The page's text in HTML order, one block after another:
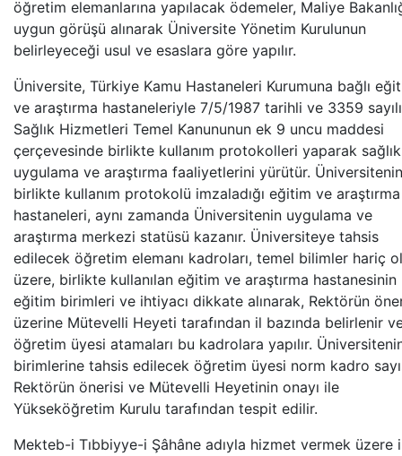
öğretim elemanlarına yapılacak ödemeler, Maliye
uygun görüşü alınarak Üniversite Yönetim Kurulunun
belirleyeceği usul ve esaslara göre yapılır.
Üniversite, Türkiye Kamu Hastaneleri Kurumuna bağlı
ve araştırma hastaneleriyle 7/5/1987 tarihli ve 3359 sayılı
Sağlık Hizmetleri Temel Kanununun ek 9 uncu maddesi
çerçevesinde birlikte kullanım protokolleri yaparak sağlık
uygulama ve araştırma faaliyetlerini yürütür. Üniversitenin
birlikte kullanım protokolü imzaladığı eğitim ve araştırma
hastaneleri, aynı zamanda Üniversitenin uygulama ve
araştırma merkezi statüsü kazanır. Üniversiteye tahsis
edilecek öğretim elemanı kadroları, temel bilimler hariç
üzere, birlikte kullanılan eğitim ve araştırma hastanesinin
eğitim birimleri ve ihtiyacı dikkate alınarak, Rektörün
üzerine Mütevelli Heyeti tarafından il bazında belirlenir
öğretim üyesi atamaları bu kadrolara yapılır.
birimlerine tahsis edilecek öğretim üyesi norm kadro
Rektörün önerisi ve Mütevelli Heyetinin onayı ile
Yükseköğretim Kurulu tarafından tespit edilir.
Mekteb-i Tıbbiyye-i Şâhâne adıyla hizmet vermek üzere